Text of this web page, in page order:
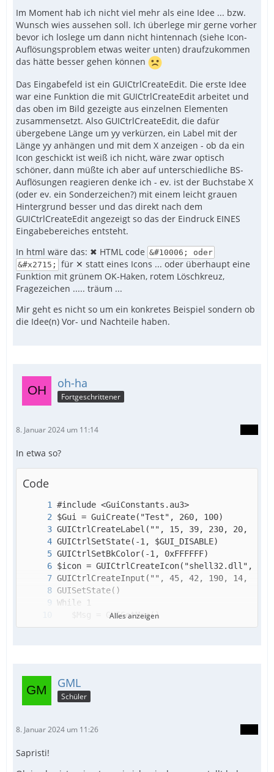
Im Moment hab ich nicht viel mehr als eine Idee ... bzw.
Wunsch wies aussehen soll. Ich überlege mir gerne vorher
bevor ich loslege um dann nicht hintennach (siehe Icon-
Auflösungsproblem etwas weiter unten) draufzukommen
das hätte besser gehen können
Das Eingabefeld ist ein GUICtrlCreateEdit. Die erste Idee
war eine Funktion die mit GUICtrlCreateEdit arbeitet und
das oben im Bild gezeigte aus einzelnen Elementen
zusammensetzt. Also GUICtrlCreateEdit, die dafür
übergebene Länge um yy verkürzen, ein Label mit der
Länge yy anhängen und mit dem X anzeigen - ob da ein
Icon geschickt ist weiß ich nicht, wäre zwar optisch
schöner, dann müßte ich aber auf unterschiedliche BS-
Auflösungen reagieren denke ich - ev. ist der Buchstabe X
(oder ev. ein Sonderzeichen?) mit einem leicht grauen
Hintergrund besser und das direkt nach dem
GUICtrlCreateEdit angezeigt so das der Eindruck EINES
Eingabebereiches entsteht.
In html wäre das: ✖ HTML code &#10006; oder
&#x2715;
für ✕ statt eines Icons ... oder überhaupt eine
Funktion mit grünem OK-Haken, rotem Löschkreuz,
Fragezeichen ..... träum ...
Mir geht es nicht so um ein konkretes Beispiel sondern ob
die Idee(n) Vor- und Nachteile haben.
oh-ha
Fortgeschrittener
8. Januar 2024 um 11:14
In etwa so?
Code
Alles anzeigen
GML
Schüler
8. Januar 2024 um 11:26
Sapristi!